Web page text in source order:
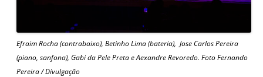
Efraim Rocha (contrabaixo), Betinho Lima (bateria), Jose Carlos Pereira
(piano, sanfona), Gabi da Pele Preta e Aexandre Revoredo. Foto Fernando
Pereira / Divulgação